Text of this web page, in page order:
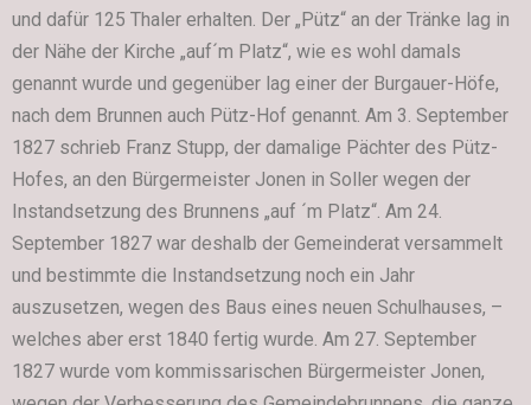
und dafür 125 Thaler erhalten. Der „Pütz“ an der Tränke lag in
der Nähe der Kirche „auf´m Platz“, wie es wohl damals
genannt wurde und gegenüber lag einer der Burgauer-Höfe,
nach dem Brunnen auch Pütz-Hof genannt. Am 3. September
1827 schrieb Franz Stupp, der damalige Pächter des Pütz-
Hofes, an den Bürgermeister Jonen in Soller wegen der
Instandsetzung des Brunnens „auf ´m Platz“. Am 24.
September 1827 war deshalb der Gemeinderat versammelt
und bestimmte die Instandsetzung noch ein Jahr
auszusetzen, wegen des Baus eines neuen Schulhauses, –
welches aber erst 1840 fertig wurde. Am 27. September
1827 wurde vom kommissarischen Bürgermeister Jonen,